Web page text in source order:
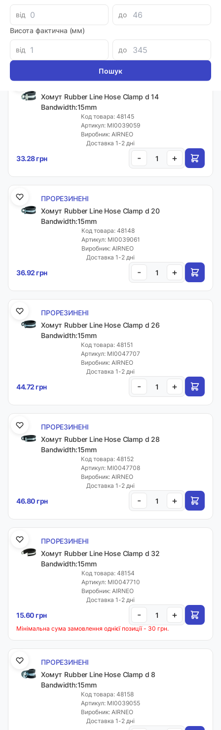
від
до
Висота фактична (мм)
від до
Артикул: MI0039057
Виробник: AIRNEO
Доставка 1-2 дні
9.88 грн
Мінімальна сума замовлення однієї позиції - 30 грн.
Хомут Rubber Line Hose Clamp d 14
Bandwidth:15mm
Код товара: 48145
Артикул: MI0039059
Виробник: AIRNEO
Доставка 1-2 дні
33.28 грн - +
ПРОРЕЗИНЕНІ
Хомут Rubber Line Hose Clamp d 20
Bandwidth:15mm
Код товара: 48148
Артикул: MI0039061
Виробник: AIRNEO
Доставка 1-2 дні
36.92 грн - +
ПРОРЕЗИНЕНІ
Хомут Rubber Line Hose Clamp d 26
Bandwidth:15mm
Код товара: 48151
Артикул: MI0047707
Виробник: AIRNEO
Доставка 1-2 дні
44.72 грн - +
ПРОРЕЗИНЕНІ
Хомут Rubber Line Hose Clamp d 28
Bandwidth:15mm
Код товара: 48152
Артикул: MI0047708
Виробник: AIRNEO
Доставка 1-2 дні
46.80 грн - +
ПРОРЕЗИНЕНІ
Хомут Rubber Line Hose Clamp d 32
Bandwidth:15mm
Код товара: 48154
Артикул: MI0047710
Виробник: AIRNEO
Доставка 1-2 дні
15.60 грн - +
Мінімальна сума замовлення однієї позиції - 30 грн.
ПРОРЕЗИНЕНІ
Хомут Rubber Line Hose Clamp d 8
Bandwidth:15mm
Код товара: 48158
Артикул: MI0039055
Виробник: AIRNEO
Доставка 1-2 дні